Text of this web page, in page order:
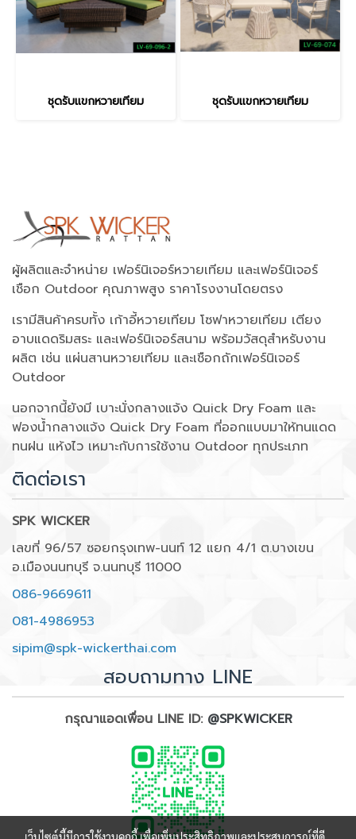
ชุดรับแขกหวายเทียม ชุดรับแขกหวายเทียม
ผู้ผลิตและจำหน่าย เฟอร์นิเจอร์หวายเทียม และเฟอร์นิเจอร์
เชือก Outdoor คุณภาพสูง ราคาโรงงานโดยตรง
เรามีสินค้าครบทั้ง เก้าอี้หวายเทียม โซฟาหวายเทียม เตียง
อาบแดดริมสระ และเฟอร์นิเจอร์สนาม พร้อมวัสดุสำหรับงาน
ผลิต เช่น แผ่นสานหวายเทียม และเชือกถักเฟอร์นิเจอร์
Outdoor
นอกจากนี้ยังมี เบาะนั่งกลางแจ้ง Quick Dry Foam และ
ฟองน้ำกลางแจ้ง Quick Dry Foam ที่ออกแบบมาให้ทนแดด
ทนฝน แห้งไว เหมาะกับการใช้งาน Outdoor ทุกประเภท
ติดต่อเรา
SPK WICKER
เลขที่ 96/57 ซอยกรุงเทพ-นนท์ 12 แยก 4/1 ต.บางเขน
อ.เมืองนนทบุรี จ.นนทบุรี 11000
086-9669611
081-4986953
sipim@spk-wickerthai.com
สอบถามทาง LINE
กรุณาแอดเพื่อน LINE ID: @SPKWICKER